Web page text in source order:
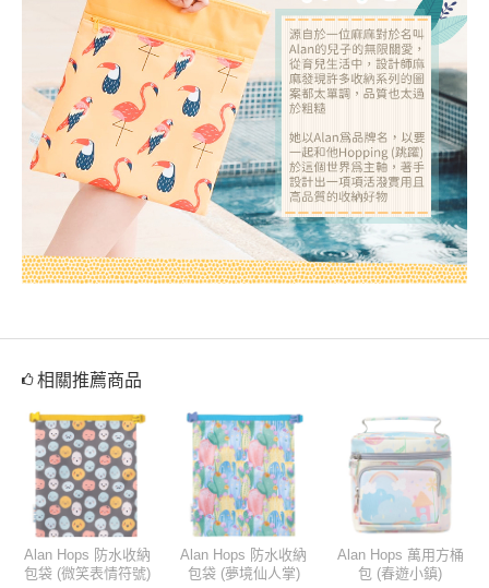
相關推薦商品
Alan Hops 防水收納
包袋 (微笑表情符號)
Alan Hops 防水收納
包袋 (夢境仙人掌)
Alan Hops 萬用方桶
包 (春遊小鎮)